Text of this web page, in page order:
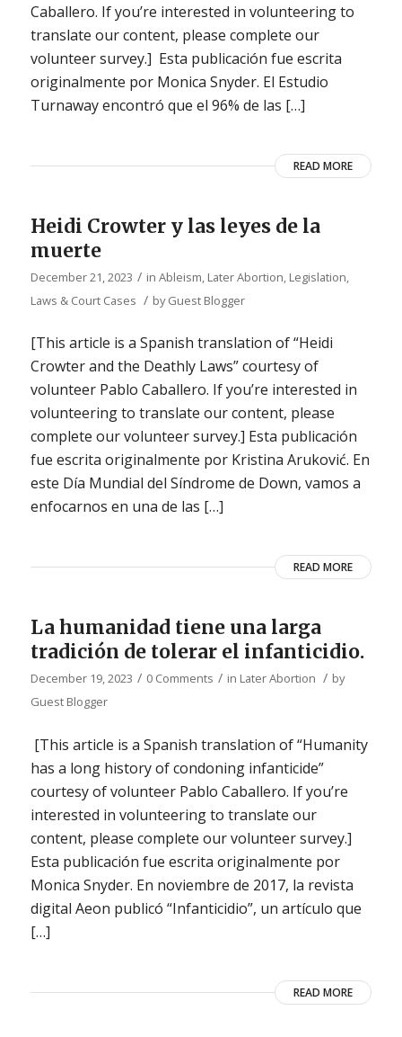
Caballero. If you’re interested in volunteering to
translate our content, please complete our
volunteer survey.] Esta publicación fue escrita
originalmente por Monica Snyder. El Estudio
Turnaway encontró que el 96% de las […]
READ MORE
Heidi Crowter y las leyes de la
muerte
December 21, 2023 / in Ableism, Later Abortion, Legislation,
Laws & Court Cases / byGuest Blogger
[This article is a Spanish translation of “Heidi
Crowter and the Deathly Laws” courtesy of
volunteer Pablo Caballero. If you’re interested in
volunteering to translate our content, please
complete our volunteer survey.] Esta publicación
fue escrita originalmente por Kristina Aruković. En
este Día Mundial del Síndrome de Down, vamos a
enfocarnos en una de las […]
READ MORE
La humanidad tiene una larga
tradición de tolerar el infanticidio.
December 19, 2023 / 0 Comments / in Later Abortion / by
Guest Blogger
[This article is a Spanish translation of “Humanity
has a long history of condoning infanticide”
courtesy of volunteer Pablo Caballero. If you’re
interested in volunteering to translate our
content, please complete our volunteer survey.]
Esta publicación fue escrita originalmente por
Monica Snyder. En noviembre de 2017, la revista
digital Aeon publicó “Infanticidio”, un artículo que
[…]
READ MORE